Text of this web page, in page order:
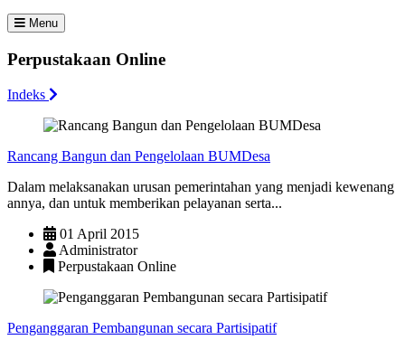
Menu
Perpustakaan Online
Indeks
Rancang Bangun dan Pengelolaan BUMDesa
Dalam melaksanakan urusan pemerintahan yang menjadi kewenang
annya, dan untuk memberikan pelayanan serta...
01 April 2015
Administrator
Perpustakaan Online
Penganggaran Pembangunan secara Partisipatif